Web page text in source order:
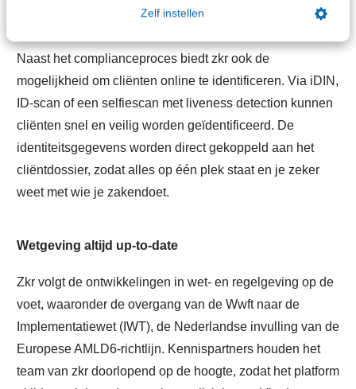
Zelf instellen
Naast het complianceproces biedt zkr ook de
mogelijkheid om cliënten online te identificeren. Via iDIN,
ID-scan of een selfiescan met liveness detection kunnen
cliënten snel en veilig worden geïdentificeerd. De
identiteitsgegevens worden direct gekoppeld aan het
cliëntdossier, zodat alles op één plek staat en je zeker
weet met wie je zakendoet.
Wetgeving altijd up-to-date
Zkr volgt de ontwikkelingen in wet- en regelgeving op de
voet, waaronder de overgang van de Wwft naar de
Implementatiewet (IWT), de Nederlandse invulling van de
Europese AMLD6-richtlijn. Kennispartners houden het
team van zkr doorlopend op de hoogte, zodat het platform